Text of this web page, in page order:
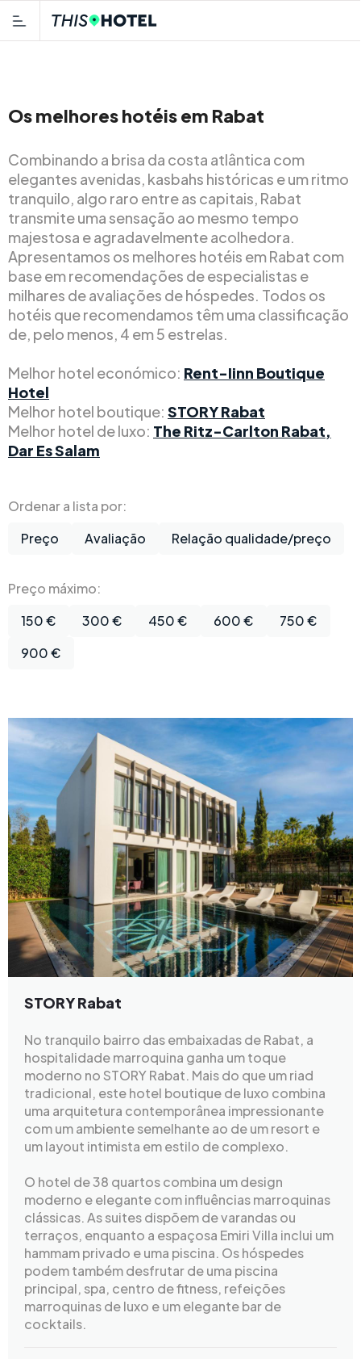
Os melhores hotéis em Rabat
Combinando a brisa da costa atlântica com
elegantes avenidas, kasbahs históricas e um ritmo
tranquilo, algo raro entre as capitais, Rabat
transmite uma sensação ao mesmo tempo
majestosa e agradavelmente acolhedora.
Apresentamos os melhores hotéis em Rabat com
base em recomendações de especialistas e
milhares de avaliações de hóspedes. Todos os
hotéis que recomendamos têm uma classificação
de, pelo menos, 4 em 5 estrelas.
Melhor hotel económico: Rent-Iinn Boutique
Hotel
Melhor hotel boutique: STORY Rabat
Melhor hotel de luxo: The Ritz-Carlton Rabat,
Dar Es Salam
Ordenar a lista por:
Preço
Avaliação Relação qualidade/preço
Preço máximo:
150 €
300 € 450 € 600 €
750 €
900 €
STORY Rabat
No tranquilo bairro das embaixadas de Rabat, a
hospitalidade marroquina ganha um toque
moderno no STORY Rabat. Mais do que um riad
tradicional, este hotel boutique de luxo combina
uma arquitetura contemporânea impressionante
com um ambiente semelhante ao de um resort e
um layout intimista em estilo de complexo.
O hotel de 38 quartos combina um design
moderno e elegante com influências marroquinas
clássicas. As suites dispõem de varandas ou
terraços, enquanto a espaçosa Emiri Villa inclui um
hammam privado e uma piscina. Os hóspedes
podem também desfrutar de uma piscina
principal, spa, centro de fitness, refeições
marroquinas de luxo e um elegante bar de
cocktails.